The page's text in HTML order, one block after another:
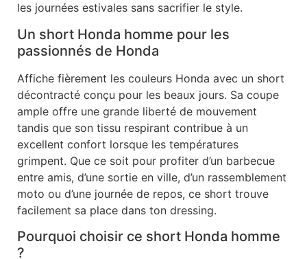
les journées estivales sans sacrifier le style.
Un short Honda homme pour les
passionnés de Honda
Affiche fièrement les couleurs Honda avec un short
décontracté conçu pour les beaux jours. Sa coupe
ample offre une grande liberté de mouvement
tandis que son tissu respirant contribue à un
excellent confort lorsque les températures
grimpent. Que ce soit pour profiter d’un barbecue
entre amis, d’une sortie en ville, d’un rassemblement
moto ou d’une journée de repos, ce short trouve
facilement sa place dans ton dressing.
Pourquoi choisir ce short Honda homme
?